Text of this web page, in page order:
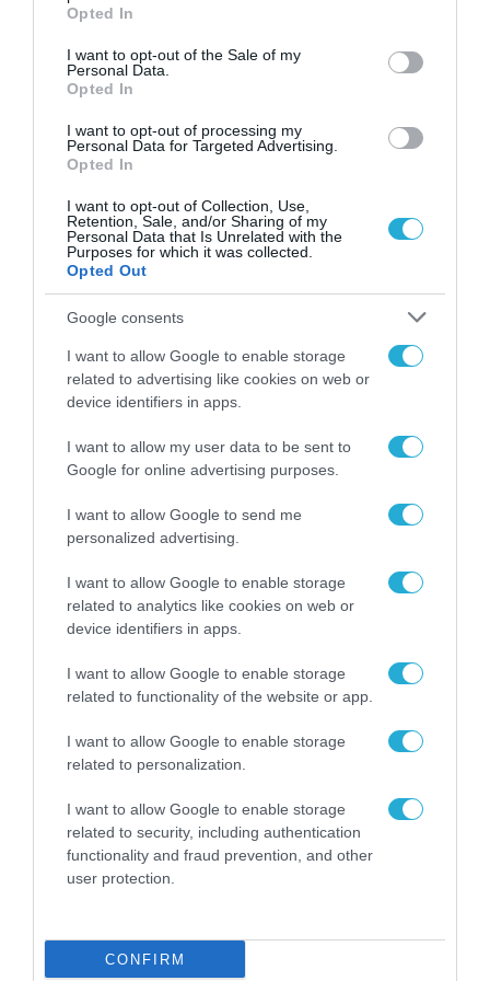
use your data for below specified purposes in below Google
consent section.
Opted In
I want to opt-out of the Sale of my
Personal Data.
Opted In
I want to opt-out of processing my
Personal Data for Targeted Advertising.
Opted In
I want to opt-out of Collection, Use,
Retention, Sale, and/or Sharing of my
Personal Data that Is Unrelated with the
Purposes for which it was collected.
Opted Out
Google consents
I want to allow Google to enable storage
related to advertising like cookies on web or
device identifiers in apps.
I want to allow my user data to be sent to
Google for online advertising purposes.
I want to allow Google to send me
personalized advertising.
I want to allow Google to enable storage
related to analytics like cookies on web or
device identifiers in apps.
I want to allow Google to enable storage
related to functionality of the website or app.
I want to allow Google to enable storage
related to personalization.
I want to allow Google to enable storage
related to security, including authentication
functionality and fraud prevention, and other
user protection.
CONFIRM
Ταυτότητα και την Άδεια
Οδήγησης
27.07.2022
ΨΗΦΙΑΚΟΣ ΜΕΤΑΣΧΗΜΑΤΙΣΜΟΣ
Γιώργος Γεωργαντάς: Στο κινητό
μας δίπλωμα οδήγησης και
ταυτότητα από αρχές Απριλίου